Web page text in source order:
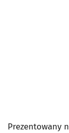
Prezentowany